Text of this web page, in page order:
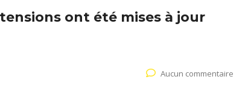
ont été mises à jour
Aucun commentaire